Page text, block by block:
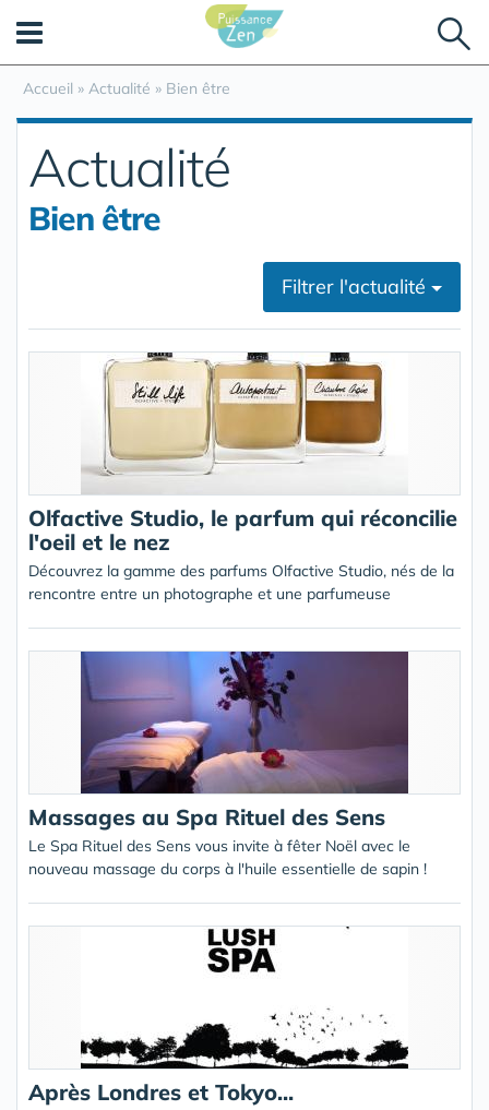
Accueil » Actualité » Bien être
Actualité
Bien être
Filtrer l'actualité
Olfactive Studio, le parfum qui réconcilie
l'oeil et le nez
Découvrez la gamme des parfums Olfactive Studio, nés de la
rencontre entre un photographe et une parfumeuse
Massages au Spa Rituel des Sens
Le Spa Rituel des Sens vous invite à fêter Noël avec le
nouveau massage du corps à l'huile essentielle de sapin !
Après Londres et Tokyo...
Panneau de gestion des cookies